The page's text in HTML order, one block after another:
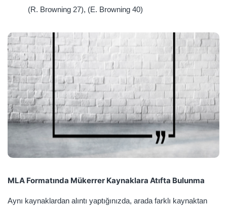
(R. Browning 27), (E. Browning 40)
MLA Formatında Mükerrer Kaynaklara Atıfta Bulunma
Aynı kaynaklardan alıntı yaptığınızda, arada farklı kaynaktan